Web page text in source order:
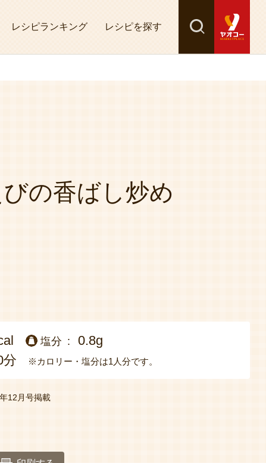
レシピランキング レシピを探す 検索
探す
の香ばし炒め
塩分 0.8g
分 ※カロリー・塩分は1人分です。
12月号掲載